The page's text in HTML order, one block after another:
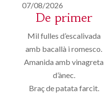
07/08/2026
De primer
Mil fulles d’escalivada
amb bacallà i romesco.
Amanida amb vinagreta
d’ànec.
Braç de patata farcit.